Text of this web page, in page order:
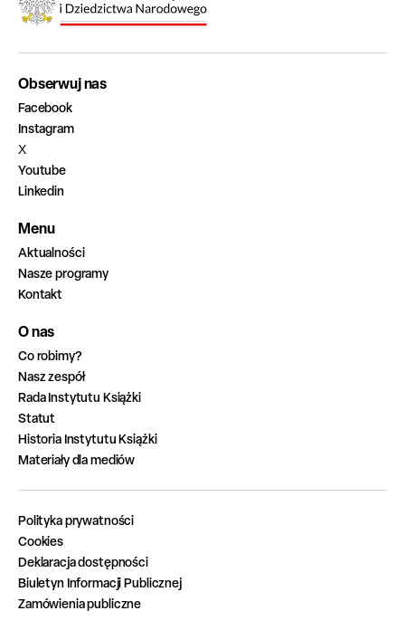
Obserwuj nas
Facebook
Instagram
X
Youtube
Linkedin
Menu
Aktualności
Nasze programy
Kontakt
O nas
Co robimy?
Nasz zespół
Rada Instytutu Książki
Statut
Historia Instytutu Książki
Materiały dla mediów
Polityka prywatności
Cookies
Deklaracja dostępności
Biuletyn Informacji Publicznej
Zamówienia publiczne